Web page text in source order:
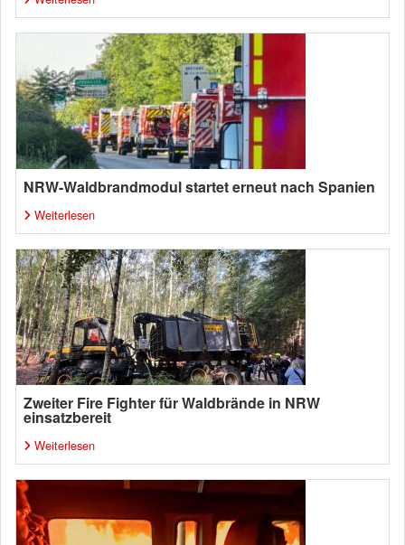
NRW-Waldbrandmodul startet erneut nach Spanien
Weiterlesen
Zweiter Fire Fighter für Waldbrände in NRW
einsatzbereit
Weiterlesen